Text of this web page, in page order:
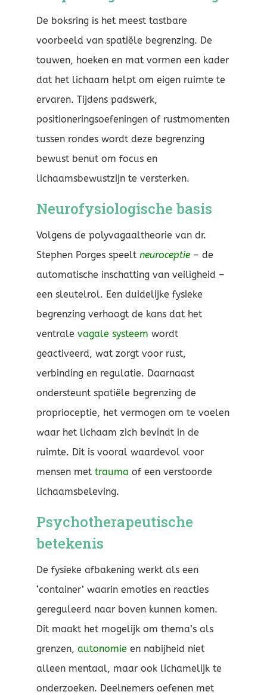
De boksring is het meest tastbare
voorbeeld van spatiële begrenzing. De
touwen, hoeken en mat vormen een kader
dat het lichaam helpt om eigen ruimte te
ervaren. Tijdens padswerk,
positioneringsoefeningen of rustmomenten
tussen rondes wordt deze begrenzing
bewust benut om focus en
lichaamsbewustzijn te versterken.
Neurofysiologische basis
Volgens de polyvagaaltheorie van dr.
Stephen Porges speelt neuroceptie– de
automatische inschatting van veiligheid –
een sleutelrol. Een duidelijke fysieke
begrenzing verhoogt de kans dat het
ventrale vagale systeem wordt
geactiveerd, wat zorgt voor rust,
verbinding en regulatie. Daarnaast
ondersteunt spatiële begrenzing de
proprioceptie, het vermogen om te voelen
waar het lichaam zich bevindt in de
ruimte. Dit is vooral waardevol voor
mensen met trauma of een verstoorde
lichaamsbeleving.
Psychotherapeutische
betekenis
De fysieke afbakening werkt als een
‘container’ waarin emoties en reacties
gereguleerd naar boven kunnen komen.
Dit maakt het mogelijk om thema’s als
grenzen, autonomie en nabijheid niet
alleen mentaal, maar ook lichamelijk te
onderzoeken. Deelnemers oefenen met